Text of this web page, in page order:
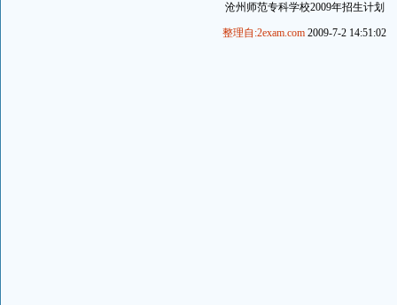
沧州师范专科学校2009年招生计划
整理自:2exam.com2009-7-2 14:51:02